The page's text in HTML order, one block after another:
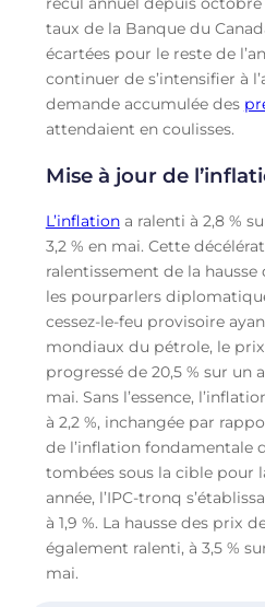
taux de la Banque du
écartées pour le reste de
continuer de s’intensifier à
demande accumulée des
attendaient en coulisses.
Mise à jour de
L’inflationa ralenti à 2,8 %
3,2 % en mai. Cette
ralentissement de la hausse
les pourparlers
cessez-le-feu provisoire
mondiaux du pétrole, le prix
progressé de 20,5 % sur un
mai. Sans l’essence,
à 2,2 %, inchangée par
de l’inflation fondamentale
tombées sous la cible pour
année, l’IPC-tronq
à 1,9 %. La hausse des prix
également ralenti, à 3,5 %
mai.